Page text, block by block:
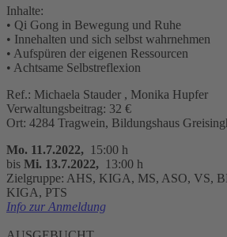
Inhalte:
• Qi Gong in Bewegung und Ruhe
• Innehalten und sich selbst wahrnehmen
• Aufspüren der eigenen Ressourcen
• Achtsame Selbstreflexion
Ref.: Michaela Stauder , Monika Hupfer
Verwaltungsbeitrag: 32 €
Ort: 4284 Tragwein, Bildungshaus
Mo. 11.7.2022, 15:00 h
bis Mi. 13.7.2022, 13:00 h
Zielgruppe: AHS, KIGA, MS, ASO, VS,
KIGA, PTS
Info zur Anmeldung